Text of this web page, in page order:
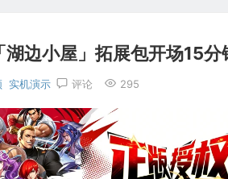
湖边小屋」拓展包开场15
实机演示 评论 295